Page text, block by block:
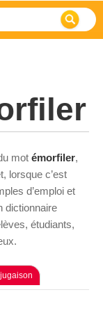
mot émorfiler,
lorsque c’est
d’emploi et
dictionnaire
étudiants,